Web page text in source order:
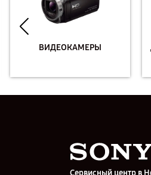
ВИДЕОКАМЕРЫ
Сервисный центр в